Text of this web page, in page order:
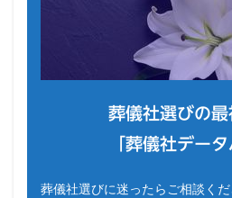
葬儀社選びの
「葬儀社データ
葬儀社選びに迷ったらご相談く